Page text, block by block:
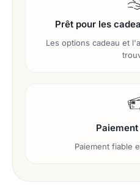
Prêt pour les
Les options cadeau et
Paiement fiable